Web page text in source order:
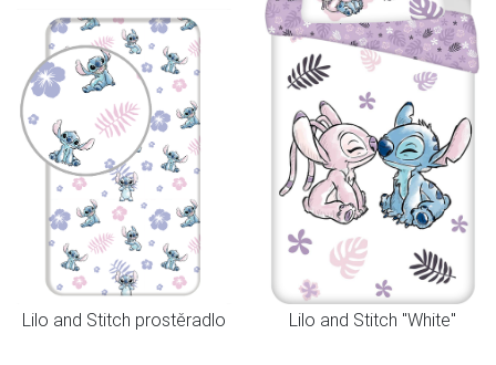
Lilo and Stitch prostěradlo Lilo and Stitch "White"